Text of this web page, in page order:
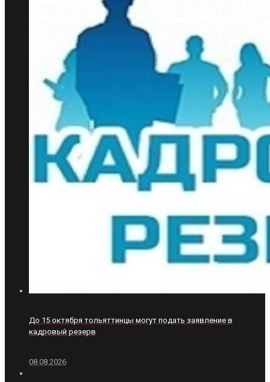
До 15 октября тольяттинцы могут подать заявление в
кадровый резерв
08.08.2026